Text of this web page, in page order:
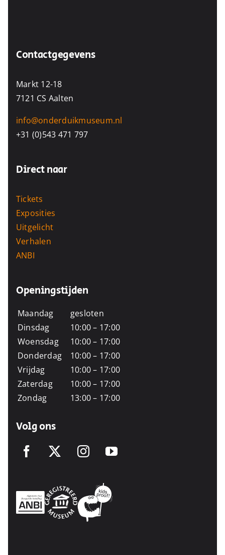
Contactgegevens
Markt 12-18
7121 CS Aalten
info@onderduikmuseum.nl
+31 (0)543 471 797
Direct naar
Tickets
Exposities
Uitgelicht
Verhalen
ANBI
Openingstijden
Maandag
Dinsdag
Woensdag
Donderdag
Vrijdag
Zaterdag
Zondag
gesloten
10:00 – 17:00
10:00 – 17:00
10:00 – 17:00
10:00 – 17:00
10:00 – 17:00
13:00 – 17:00
Volg ons